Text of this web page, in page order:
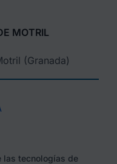
MOTRIL
(Granada)​
las tecnologías de